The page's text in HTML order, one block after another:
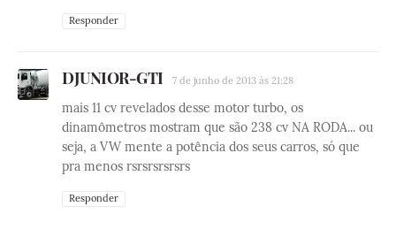
Responder
DJUNIOR-GTI 7 de junho de 2013 às 21:28
mais 11 cv revelados desse motor turbo, os
dinamômetros mostram que são 238 cv NA RODA... ou
seja, a VW mente a potência dos seus carros, só que
pra menos rsrsrsrsrsrs
Responder